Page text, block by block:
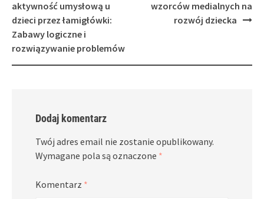
navigation
aktywność umysłową u
dzieci przez łamigłówki:
Zabawy logiczne i
rozwiązywanie problemów
wzorców medialnych na
rozwój dziecka
Dodaj komentarz
Twój adres email nie zostanie opublikowany.
Wymagane pola są oznaczone *
Komentarz *